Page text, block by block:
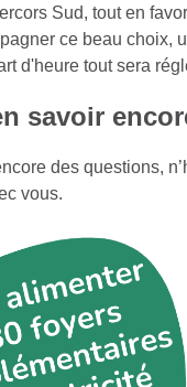
Sud, tout en
ce beau choix,
d'heure tout sera
savoir
des questions,
vous.